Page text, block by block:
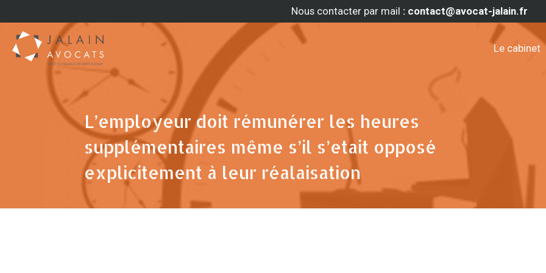
Nous contacter par mail : contact@avocat-jalain.fr
Le cabinet
L’employeur doit rémunérer les heures
supplémentaires même s’il s’etait opposé
explicitement à leur réalaisation